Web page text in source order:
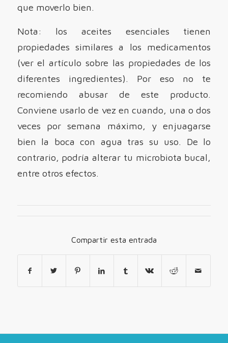
que moverlo bien.
Nota: los aceites esenciales tienen
propiedades similares a los medicamentos
(ver el artículo sobre las propiedades de los
diferentes ingredientes). Por eso no te
recomiendo abusar de este producto.
Conviene usarlo de vez en cuando, una o dos
veces por semana máximo, y enjuagarse
bien la boca con agua tras su uso. De lo
contrario, podría alterar tu microbiota bucal,
entre otros efectos.
Compartir esta entrada